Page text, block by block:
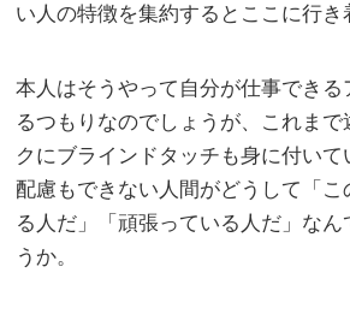
い人の特徴を集約するとここに行き
本人はそうやって自分が仕事できる
るつもりなのでしょうが、これまで
クにブラインドタッチも身に付い
配慮もできない人間がどうして「こ
る人だ」「頑張っている人だ」なん
うか。